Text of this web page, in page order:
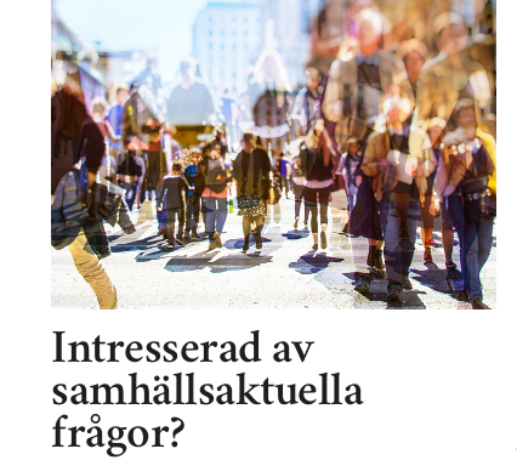
Intresserad av
samhällsaktuella
frågor?